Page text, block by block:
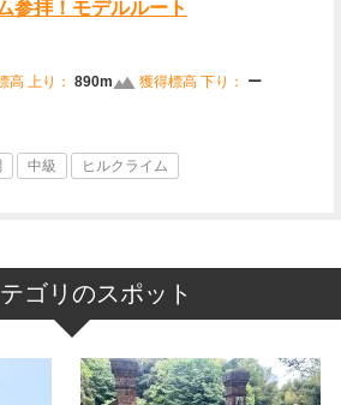
参拝！モデルルート
高 上り： 890m 獲得標高 下り：
ー
中級 ヒルクライム
ゴリのスポット